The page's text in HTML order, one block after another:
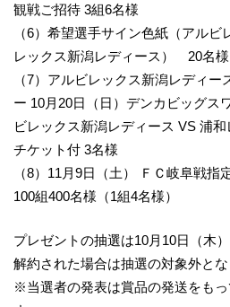
観戦ご招待 3組6名様
（6）希望選手サイン色紙（アル
レックス新潟レディース） 20名様
（7）アルビレックス新潟レディ
ー 10月20日（日）デンカビッグス
ビレックス新潟レディース VS 浦
チケット付 3名様
（8）11月9日（土） ＦＣ岐阜戦
100組400名様（1組4名様）
プレゼントの抽選は10月10日（木
解約された場合は抽選の対象外とな
※当選者の発表は賞品の発送をも